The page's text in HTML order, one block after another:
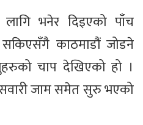
भनेर दिइएको पाँच
सकिएसँगै काठमाडौं जोडने
चाप देखिएको हो ।
सवारी जाम समेत सुरु भएको